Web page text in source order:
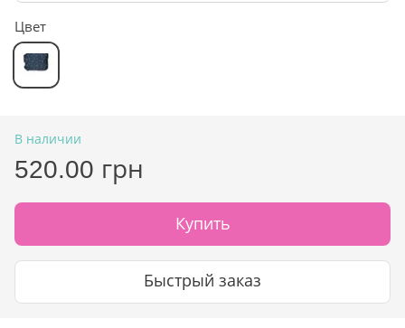
Цвет
В наличии
520.00 грн
Купить
Быстрый заказ